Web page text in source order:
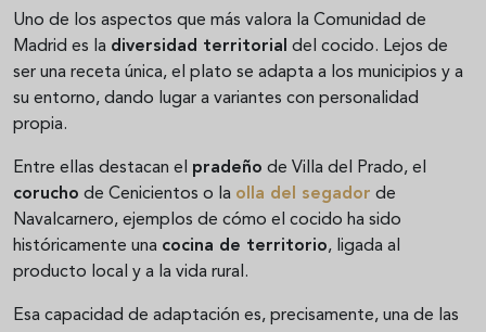
Uno de los aspectos que más valora la Comunidad de
Madrid es la diversidad territorial del cocido. Lejos de
ser una receta única, el plato se adapta a los municipios y a
su entorno, dando lugar a variantes con personalidad
propia.
Entre ellas destacan el pradeño de Villa del Prado, el
corucho de Cenicientos o la olla del segador de
Navalcarnero, ejemplos de cómo el cocido ha sido
históricamente una cocina de territorio, ligada al
producto local y a la vida rural.
Esa capacidad de adaptación es, precisamente, una de las